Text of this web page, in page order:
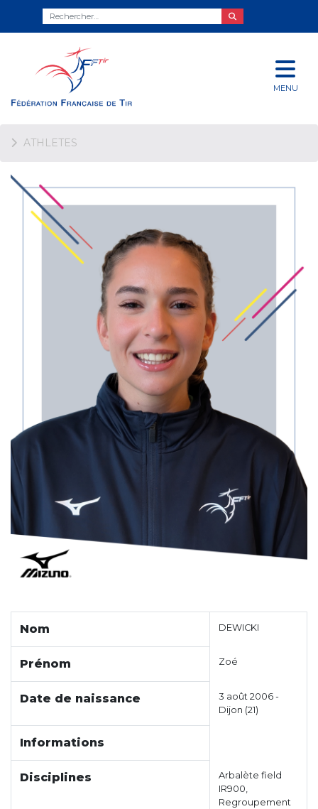
MENU
ATHLETES
Nom DEWICKI
Prénom Zoé
Date de naissance
3 août 2006 -
Dijon (21)
Informations
Disciplines
Arbalète field
IR900,
Regroupement